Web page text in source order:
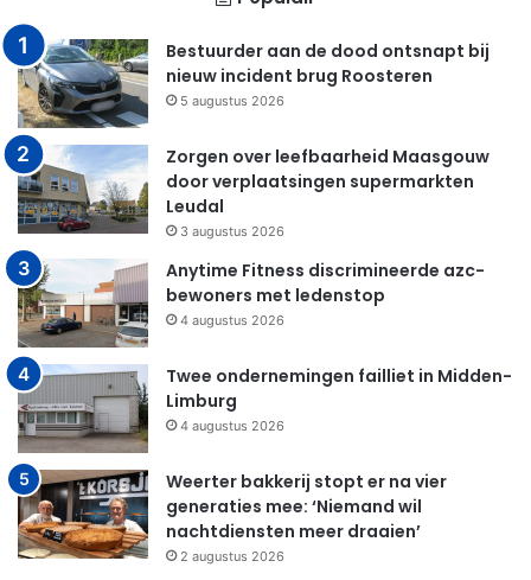
Bestuurder aan de dood ontsnapt bij
nieuw incident brug Roosteren
5 augustus 2026
Zorgen over leefbaarheid Maasgouw
door verplaatsingen supermarkten
Leudal
3 augustus 2026
Anytime Fitness discrimineerde azc-
bewoners met ledenstop
4 augustus 2026
Twee ondernemingen failliet in Midden-
Limburg
4 augustus 2026
Weerter bakkerij stopt er na vier
generaties mee: ‘Niemand wil
nachtdiensten meer draaien’
2 augustus 2026